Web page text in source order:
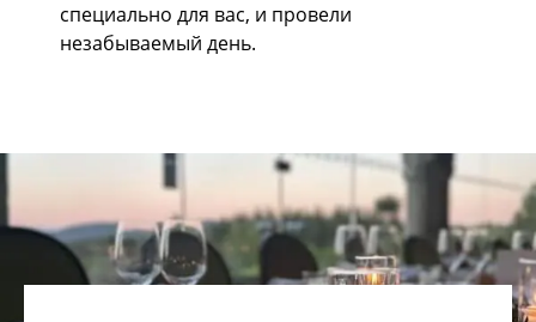
специально для вас, и провели
незабываемый день.